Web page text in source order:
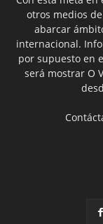
otros medios
abarcar
internacional.
por supuesto en
será mostrar O